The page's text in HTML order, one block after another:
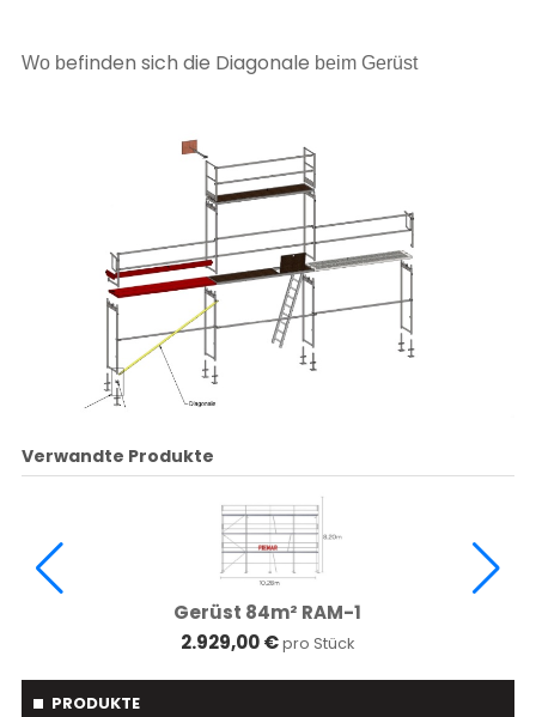
PRODUKTE
Wo befinden sich die Diagonale beim Gerüst
Verwandte Produkte
Gerüst 84m² RAM-1
2.929,00 € pro Stück